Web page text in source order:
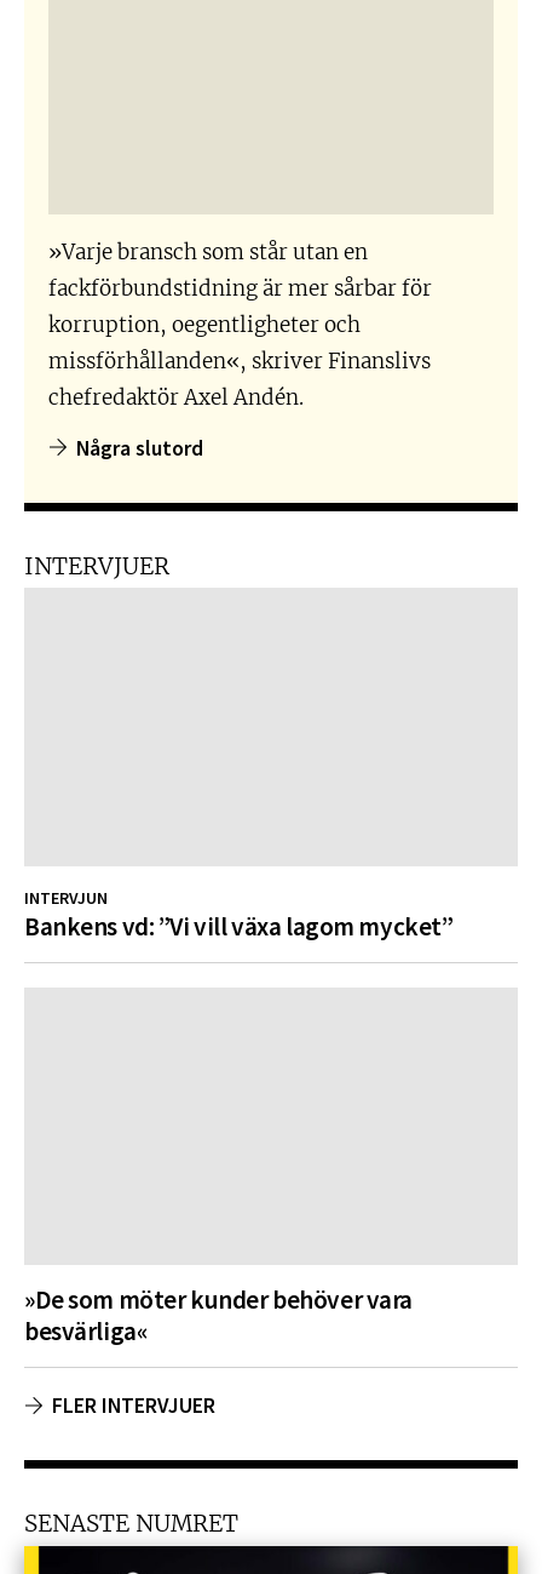
»Varje bransch som står utan en
fackförbundstidning är mer sårbar för
korruption, oegentligheter och
missförhållanden«, skriver Finanslivs
chefredaktör Axel Andén.
Några slutord
INTERVJUER
INTERVJUN
Bankens vd: ”Vi vill växa lagom mycket”
»De som möter kunder behöver vara
besvärliga«
FLER INTERVJUER
SENASTE NUMRET